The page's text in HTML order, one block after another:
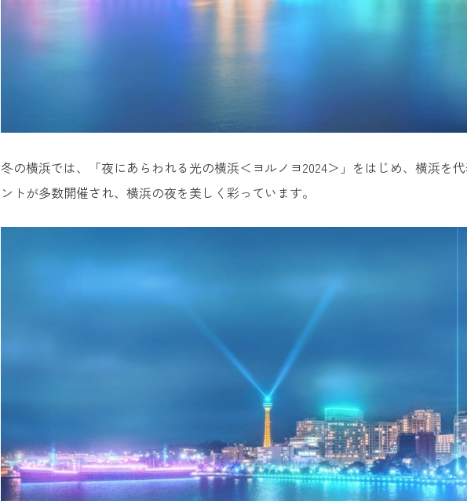
冬の横浜では、「夜にあらわれる光の横浜＜ヨルノヨ2024＞」をはじめ、横浜を
ントが多数開催され、横浜の夜を美しく彩っています。